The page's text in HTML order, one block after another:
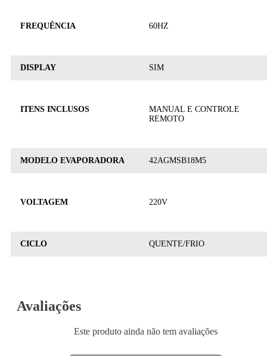
FREQUÊNCIA 60HZ
DISPLAY SIM
ITENS INCLUSOS
MANUAL E CONTROLE
REMOTO
MODELO EVAPORADORA 42AGMSB18M5
VOLTAGEM 220V
CICLO QUENTE/FRIO
Avaliações
Este produto ainda não tem avaliações